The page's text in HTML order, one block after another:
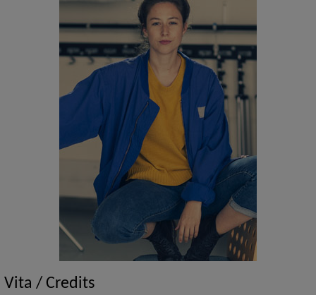
Vita / Credits